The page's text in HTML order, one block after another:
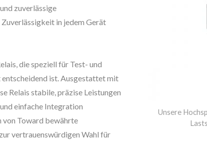
Unsere
zuverlässige
in jedem Gerät
die speziell für Test- und
ist. Ausgestattet mit
Relais stabile, präzise Leistungen
einfache Integration
von Toward bewährte
vertrauenswürdigen Wahl für